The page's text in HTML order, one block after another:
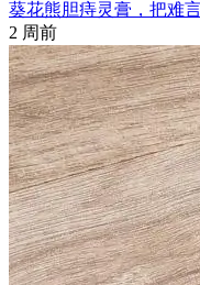
葵花熊胆痔灵膏，把难
2 周前